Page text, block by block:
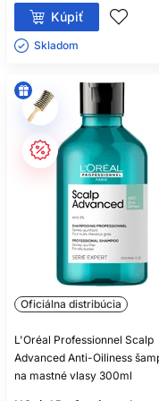
objaví výrazné
ložiskové
SCALP
Scalp Advanced
určený na pokožku s
šupinkami. Oficiálna
zložku používanú v
Pomáha obmedzovať
pravidelnom
Šampón
Jemne ho rozotrite
dôkladne
Frekvenciu
aktívna starostlivosť
náhodne
Kúpiť
Skladom ㅤ
Oficiálna distribúcia
L'Oréal Professionnel Scalp
Advanced Anti-Oiliness
na mastné vlasy 300ml